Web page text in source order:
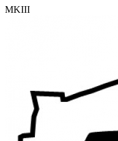
MKIII